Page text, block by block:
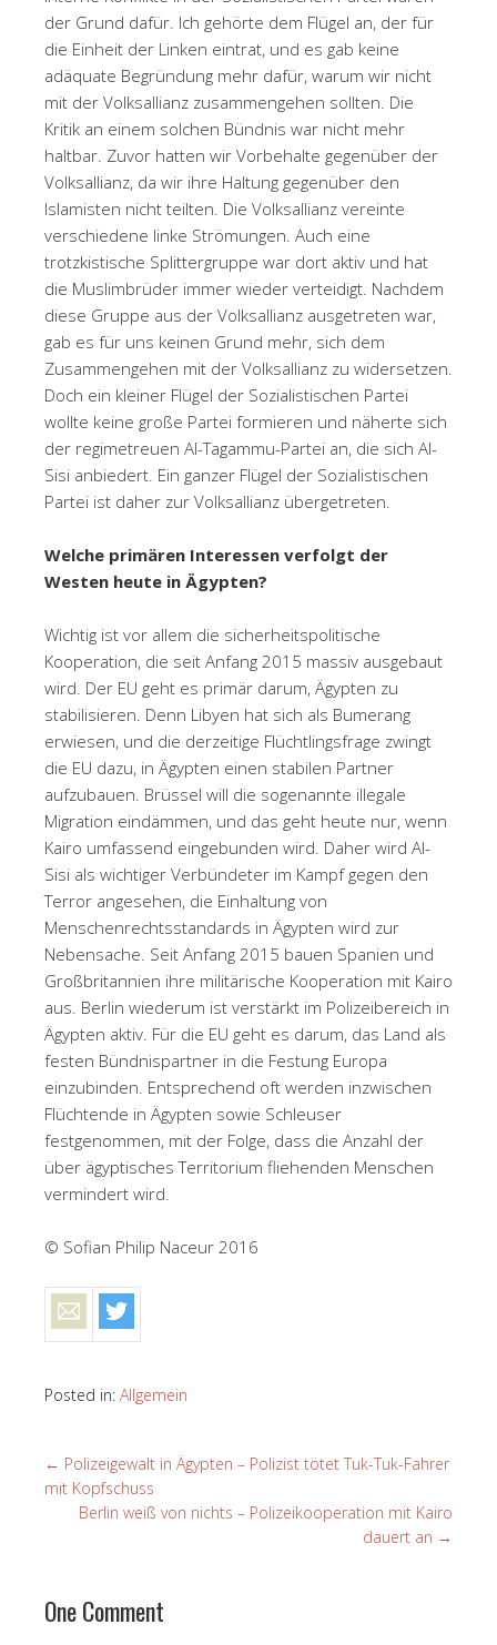
der Grund dafür. Ich gehörte dem Flügel an, der für
die Einheit der Linken eintrat, und es gab keine
adäquate Begründung mehr dafür, warum wir nicht
mit der Volksallianz zusammengehen sollten. Die
Kritik an einem solchen Bündnis war nicht mehr
haltbar. Zuvor hatten wir Vorbehalte gegenüber der
Volksallianz, da wir ihre Haltung gegenüber den
Islamisten nicht teilten. Die Volksallianz vereinte
verschiedene linke Strömungen. Auch eine
trotzkistische Splittergruppe war dort aktiv und hat
die Muslimbrüder immer wieder verteidigt. Nachdem
diese Gruppe aus der Volksallianz ausgetreten war,
gab es für uns keinen Grund mehr, sich dem
Zusammengehen mit der Volksallianz zu widersetzen.
Doch ein kleiner Flügel der Sozialistischen Partei
wollte keine große Partei formieren und näherte sich
der regimetreuen Al-Tagammu-Partei an, die sich Al-
Sisi anbiedert. Ein ganzer Flügel der Sozialistischen
Partei ist daher zur Volksallianz übergetreten.
Welche primären Interessen verfolgt der
Westen heute in Ägypten?
Wichtig ist vor allem die sicherheitspolitische
Kooperation, die seit Anfang 2015 massiv ausgebaut
wird. Der EU geht es primär darum, Ägypten zu
stabilisieren. Denn Libyen hat sich als Bumerang
erwiesen, und die derzeitige Flüchtlingsfrage zwingt
die EU dazu, in Ägypten einen stabilen Partner
aufzubauen. Brüssel will die sogenannte illegale
Migration eindämmen, und das geht heute nur, wenn
Kairo umfassend eingebunden wird. Daher wird Al-
Sisi als wichtiger Verbündeter im Kampf gegen den
Terror angesehen, die Einhaltung von
Menschenrechtsstandards in Ägypten wird zur
Nebensache. Seit Anfang 2015 bauen Spanien und
Großbritannien ihre militärische Kooperation mit Kairo
aus. Berlin wiederum ist verstärkt im Polizeibereich in
Ägypten aktiv. Für die EU geht es darum, das Land als
festen Bündnispartner in die Festung Europa
einzubinden. Entsprechend oft werden inzwischen
Flüchtende in Ägypten sowie Schleuser
festgenommen, mit der Folge, dass die Anzahl der
über ägyptisches Territorium fliehenden Menschen
vermindert wird.
© Sofian Philip Naceur 2016
Posted in: Allgemein
← Polizeigewalt in Ägypten – Polizist tötet Tuk-Tuk-Fahrer
mit Kopfschuss
Berlin weiß von nichts – Polizeikooperation mit Kairo
dauert an →
One Comment